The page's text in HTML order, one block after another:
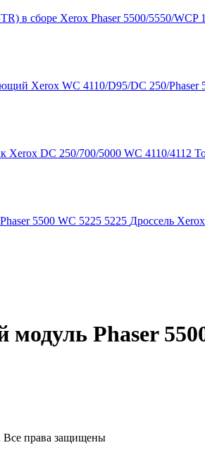
Дроссель
Phaser
Все права защищены